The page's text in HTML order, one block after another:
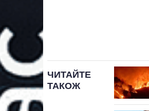
ЧИТАЙТЕ
ТАКОЖ